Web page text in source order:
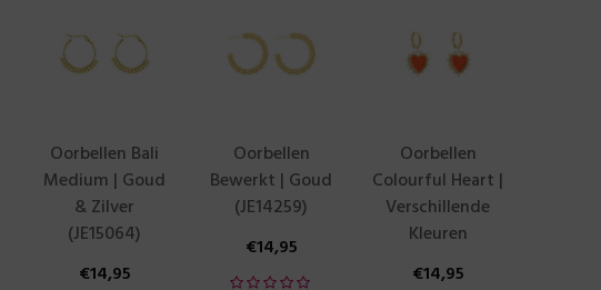
Oorbellen Bali
Medium | Goud
& Zilver
(JE15064)
€14,95
Oorbellen
Bewerkt | Goud
(JE14259)
€14,95
Oorbellen
Colourful Heart |
Verschillende
Kleuren
€14,95